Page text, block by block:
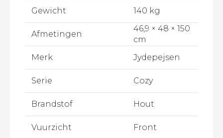
Gewicht 140 kg
Afmetingen
46,9 × 48 × 150
cm
Merk
Jydepejsen
Serie Cozy
Brandstof Hout
Vuurzicht Front